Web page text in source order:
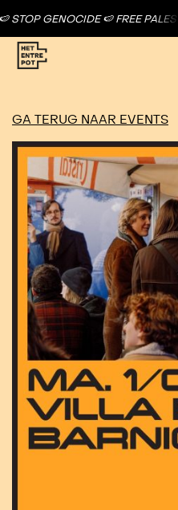
GENOCIDE 🍉 FREE PALESTINE ●
GA TERUG NAAR EVENTS